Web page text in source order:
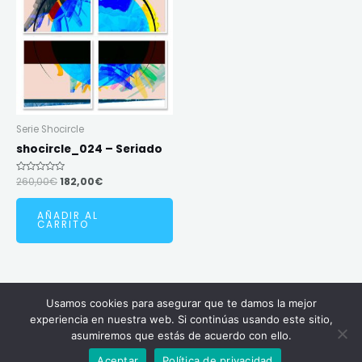
Serie Shocircle
shocircle_024 – Seriado
Valorado
en
0
260,00€182,00€
AÑADIR AL
CARRITO
Copyright © 2026 Carlosantanart | Powered by Carlosantanart
Usamos cookies para asegurar que te damos la mejor
experiencia en nuestra web. Si continúas usando este sitio,
asumiremos que estás de acuerdo con ello.
Contact us